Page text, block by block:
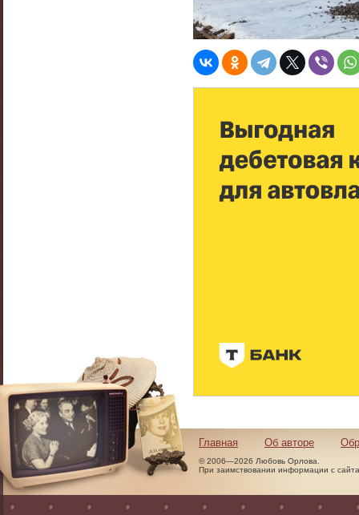
Главная Об авторе
© 2006—2026 Любовь Орлова.
При заимствовании информации с